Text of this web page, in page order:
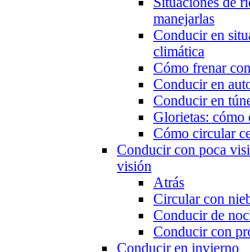
manejarlas
Conducir en
climática
Cómo frenar
Conducir en
Conducir en
Glorietas: cómo
Cómo circular
Conducir con poca
visión
Atrás
Circular con
Conducir de
Conducir con
Conducir en invierno